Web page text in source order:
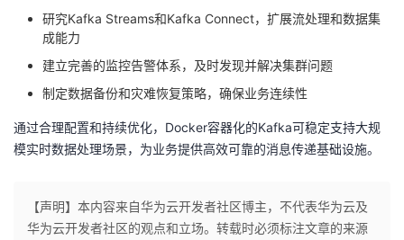
研究Kafka Streams和Kafka Connect，扩展流处理和数据集
成能力
建立完善的监控告警体系，及时发现并解决集群问题
制定数据备份和灾难恢复策略，确保业务连续性
通过合理配置和持续优化，Docker容器化的Kafka可稳定支持大规
模实时数据处理场景，为业务提供高效可靠的消息传递基础设施。
【声明】本内容来自华为云开发者社区博主，不代表华为云及
华为云开发者社区的观点和立场。转载时必须标注文章的来源